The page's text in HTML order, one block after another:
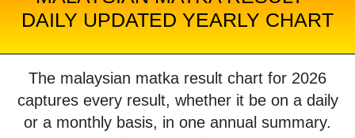
DAILY UPDATED YEARLY CHART
The malaysian matka result chart for 2026
captures every result, whether it be on a daily
or a monthly basis, in one annual summary.